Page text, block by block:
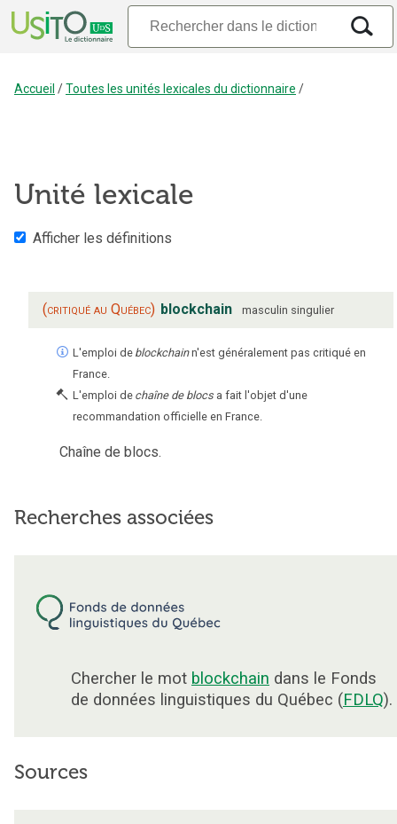
Accueil /Toutes les unités lexicales du dictionnaire /
Unité lexicale
Afficher les définitions
(critiqué au Québec) blockchain masculin singulier
L'emploi de blockchainn'est généralement pas critiqué en
France.
L'emploi de chaîne de blocs a fait l'objet d'une
recommandation officielle en France.
Chaîne de blocs.
Recherches associées
Chercher le mot blockchain dans le Fonds
de données linguistiques du Québec (FDLQ).
Sources